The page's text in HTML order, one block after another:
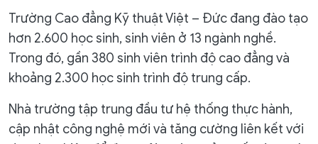
Trường Cao đẳng Kỹ thuật Việt – Đức đang đào tạo
hơn 2.600 học sinh, sinh viên ở 13 ngành nghề.
Trong đó, gần 380 sinh viên trình độ cao đẳng và
khoảng 2.300 học sinh trình độ trung cấp.
Nhà trường tập trung đầu tư hệ thống thực hành,
cập nhật công nghệ mới và tăng cường liên kết với